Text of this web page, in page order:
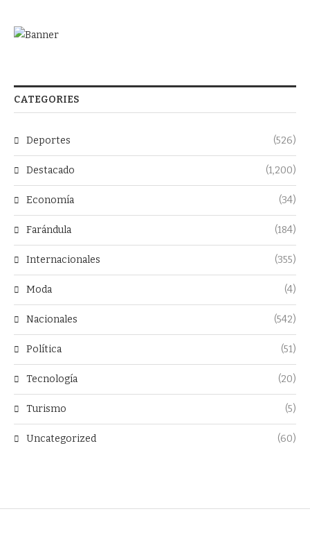
CATEGORIES
Deportes (526)
Destacado (1,200)
Economía (34)
Farándula (184)
Internacionales (355)
Moda (4)
Nacionales (542)
Política (51)
Tecnología (20)
Turismo (5)
Uncategorized (60)